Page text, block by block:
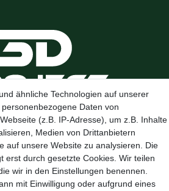
·0921 / 50753020·info@3dproject-
bayreuth.de
ähnliche Technologien auf unserer
Daten von
(z.B. IP-Adresse), um z.B. Inhalte
Medien von Drittanbietern
auf unsere Website zu analysieren. Die
erst durch gesetzte Cookies. Wir teilen
wir in den Einstellungen benennen.
mit Einwilligung oder aufgrund eines